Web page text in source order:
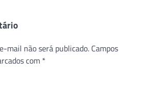
mail não será publicado. Campos
com *